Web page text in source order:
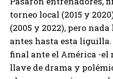
torneo local (2015 y
(2005 y 2022), pero
antes hasta esta liguilla.
final ante el América -el
llave de drama y